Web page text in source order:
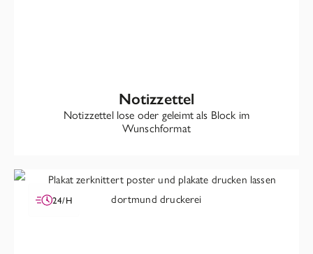
Notizzettel
Notizzettel lose oder geleimt als Block im
Wunschformat
24/H